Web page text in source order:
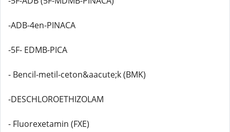
-ADB-4en-PINACA
-5F- EDMB-PICA
- Bencil-metil-ceton&aacute;k (BMK)
-DESCHLOROETHIZOLAM
- Fluorexetamin (FXE)